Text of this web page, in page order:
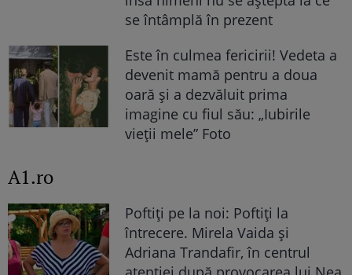
se întâmplă în prezent
Este în culmea fericirii! Vedeta a
devenit mamă pentru a doua
oară și a dezvăluit prima
imagine cu fiul său: „Iubirile
vieții mele” Foto
A1.ro
Poftiți pe la noi: Poftiți la
întrecere. Mirela Vaida și
Adriana Trandafir, în centrul